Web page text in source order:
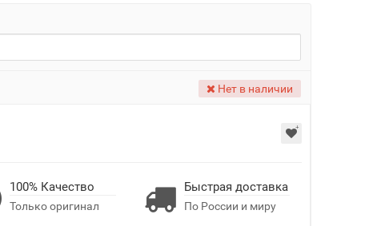
Нет в наличии
100% Качество
Только оригинал
Быстрая доставка
По России и миру